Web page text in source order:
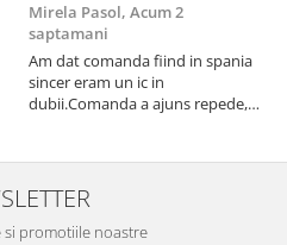
Mirela Pasol, Acum 2
saptamani
Am dat comanda fiind in spania
sincer eram un ic in
dubii.Comanda a ajuns repede,in
treaba,va multumesc pentru
rapiditate si
amabilitate,RECOMAND 100%
si promotiile noastre